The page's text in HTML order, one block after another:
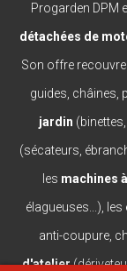
Progarden DPM
détachées de
Son offre
guides, châines,
jardin
(sécateurs,
les machines
élagueuses...), les
anti-coupure,
d'atelier